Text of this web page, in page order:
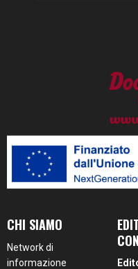
CHI SIAMO
Network di
informazione